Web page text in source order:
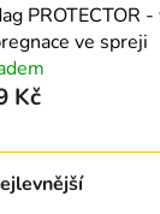
PROTECTOR
ve spreji
Kč